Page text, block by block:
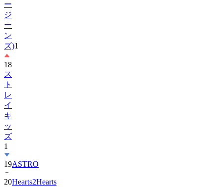
ー
ジ
ー
ン
ズ)1
18
ス
ト
レ
イ
キ
ッ
ズ
1
19ASTRO
20Hearts2Hearts